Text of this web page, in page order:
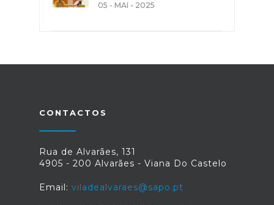
05 - MAI - 2025
CONTACTOS
Rua de Alvarães, 131
4905 - 200 Alvarães - Viana Do Castelo
Email: viladealvaraes@sapo.pt